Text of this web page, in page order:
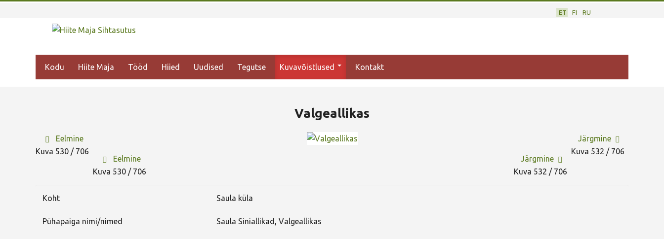
ET FI RU
Kodu Hiite Maja Tööd Hiied Uudised Tegutse Kuvavõistlused Kontakt
Valgeallikas
Eelmine
Kuva 530 / 706
Järgmine
Kuva 532 / 706
Eelmine
Kuva 530 / 706
Järgmine
Kuva 532 / 706
Koht Saula küla
Pühapaiga nimi/nimed Saula Siniallikad, Valgeallikas